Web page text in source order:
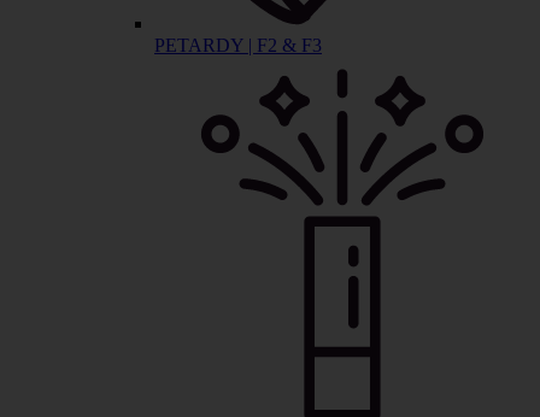
PETARDY | F2 & F3